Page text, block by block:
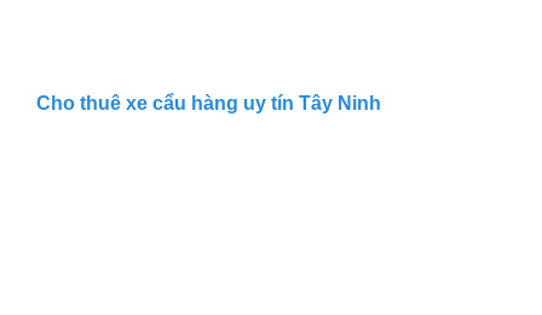
Cho thuê xe cẩu hàng uy tín Tây Ninh